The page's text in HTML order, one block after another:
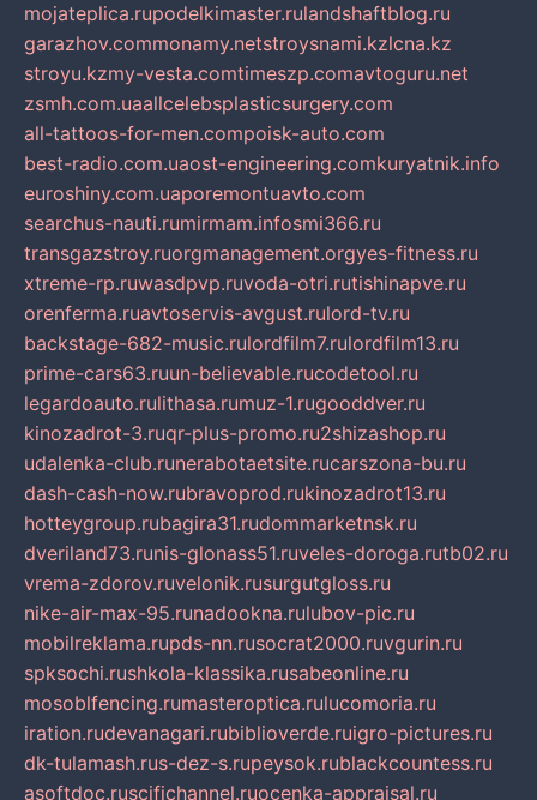
mojateplica.rupodelkimaster.rulandshaftblog.ru
garazhov.commonamy.netstroysnami.kzlcna.kz
stroyu.kzmy-vesta.comtimeszp.comavtoguru.net
zsmh.com.uaallcelebsplasticsurgery.com
all-tattoos-for-men.compoisk-auto.com
best-radio.com.uaost-engineering.comkuryatnik.info
euroshiny.com.uaporemontuavto.com
searchus-nauti.rumirmam.infosmi366.ru
transgazstroy.ruorgmanagement.orgyes-fitness.ru
xtreme-rp.ruwasdpvp.ruvoda-otri.rutishinapve.ru
orenferma.ruavtoservis-avgust.rulord-tv.ru
backstage-682-music.rulordfilm7.rulordfilm13.ru
prime-cars63.ruun-believable.rucodetool.ru
legardoauto.rulithasa.rumuz-1.rugooddver.ru
kinozadrot-3.ruqr-plus-promo.ru2shizashop.ru
udalenka-club.runerabotaetsite.rucarszona-bu.ru
dash-cash-now.rubravoprod.rukinozadrot13.ru
hotteygroup.rubagira31.rudommarketnsk.ru
dveriland73.runis-glonass51.ruveles-doroga.rutb02.ru
vrema-zdorov.ruvelonik.rusurgutgloss.ru
nike-air-max-95.runadookna.rulubov-pic.ru
mobilreklama.rupds-nn.rusocrat2000.ruvgurin.ru
spksochi.rushkola-klassika.rusabeonline.ru
mosoblfencing.rumasteroptica.rulucomoria.ru
iration.rudevanagari.rubiblioverde.ruigro-pictures.ru
dk-tulamash.rus-dez-s.rupeysok.rublackcountess.ru
asoftdoc.ruscifichannel.ruocenka-appraisal.ru